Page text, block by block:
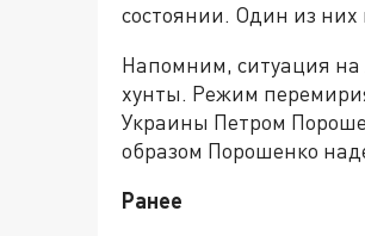
состоянии. Один из них
Напомним, ситуация на
хунты. Режим
Украины Петром
образом Порошенко
Ранее